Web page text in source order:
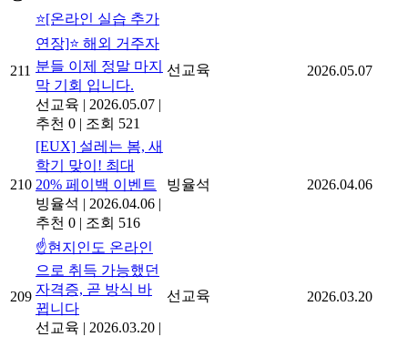
211
⭐[온라인 실습 추가
연장]⭐ 해외 거주자
분들 이제 정말 마지
막 기회 입니다.
선교육 | 2026.05.07 |
추천 0 | 조회 521
선교육 2026.05.07
210
[EUX] 설레는 봄, 새
학기 맞이! 최대
20% 페이백 이벤트
빙율석 | 2026.04.06 |
추천 0 | 조회 516
빙율석 2026.04.06
209
☝️현지인도 온라인
으로 취득 가능했던
자격증, 곧 방식 바
뀝니다
선교육 | 2026.03.20 |
선교육 2026.03.20